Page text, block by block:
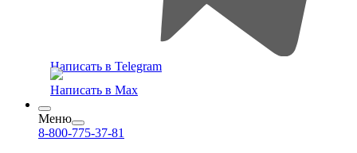
Написать в Telegram
Написать в Max
Меню
8-800-775-37-81